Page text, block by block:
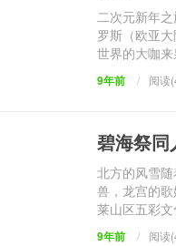
二次元新年
罗斯（欧亚
世界的大咖
9年前 / 阅读
碧海祭
北方的风雪
兽，龙宫的
莱山区五彩
9年前 / 阅读